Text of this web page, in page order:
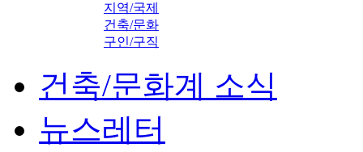
지역/국제
건축/문화
구인/구직
건축/문화계 소식
뉴스레터